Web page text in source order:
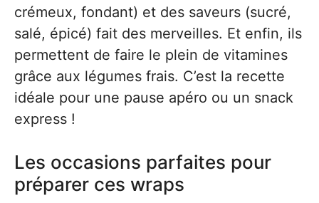
crémeux, fondant) et des saveurs (sucré,
salé, épicé) fait des merveilles. Et enfin, ils
permettent de faire le plein de vitamines
grâce aux légumes frais. C’est la recette
idéale pour une pause apéro ou un snack
express !
Les occasions parfaites pour
préparer ces wraps